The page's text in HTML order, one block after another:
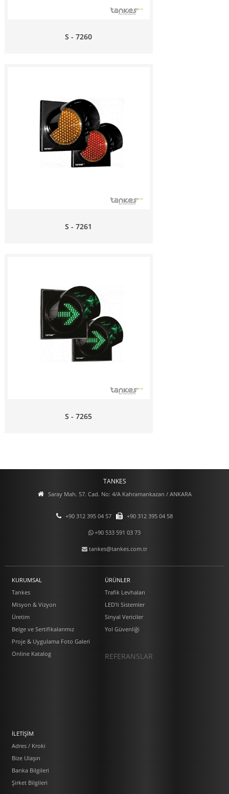
S - 7260
S - 7261
S - 7265
TANKES
Saray Mah. 57. Cad. No: 4/A Kahramankazan / ANKARA
+90 312 395 04 57 +90 312 395 04 58
+90 533 591 03 73
tankes@tankes.com.tr
KURUMSAL
Tankes
Misyon & Vizyon
Üretim
Belge ve Sertifikalarımız
Proje & Uygulama Foto Galeri
Online Katalog
ÜRÜNLER
Trafik Levhaları
LED'li Sistemler
Sinyal Vericiler
Yol Güvenliği
REFERANSLAR
İLETİŞİM
Adres / Kroki
Bize Ulaşın
Banka Bilgileri
Şirket Bilgileri